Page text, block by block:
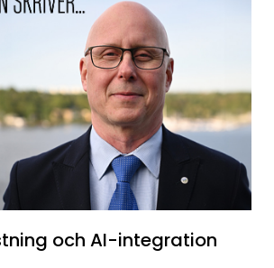
och AI-integration